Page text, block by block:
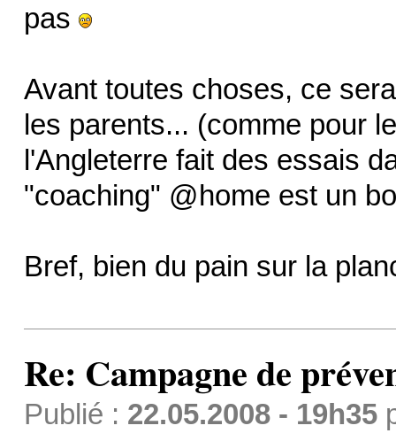
pas
Avant toutes choses, ce
les parents... (comme pour
l'Angleterre fait des essais
"coaching" @home est un
Bref, bien du pain sur la
Re: Campagne de
Publié : 22.05.2008 - 19h35